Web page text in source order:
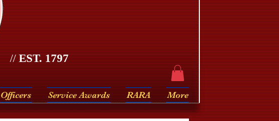
//EST. 1797
Officers Service Awards RARA More